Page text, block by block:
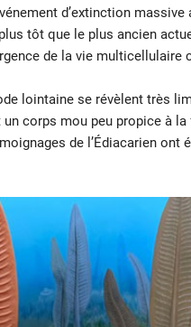
d’extinction
tôt que le plus ancien
de la vie multicellulaire
lointaine se révèlent très
corps mou peu propice à
de l’Édiacarien